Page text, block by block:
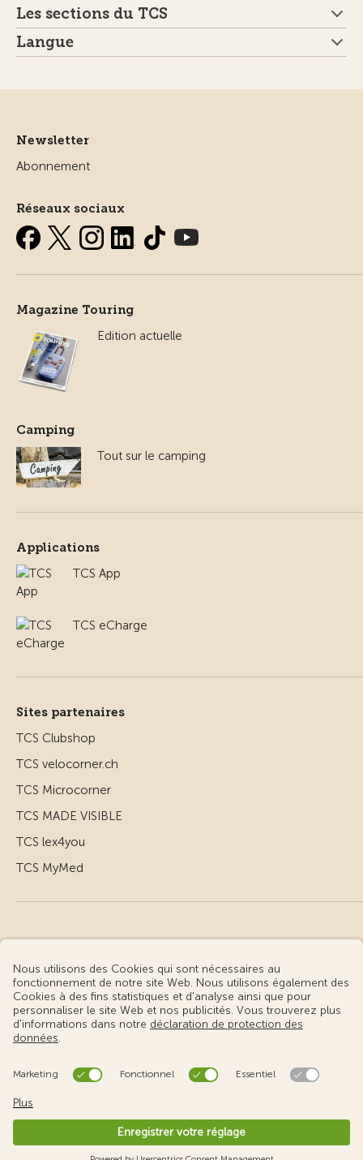
Les sections du TCS
Langue
Newsletter
Abonnement
Réseaux sociaux
Magazine Touring
Edition actuelle
Camping
Tout sur le camping
Applications
TCS App
TCS eCharge
Sites partenaires
TCS Clubshop
TCS velocorner.ch
TCS Microcorner
TCS MADE VISIBLE
TCS lex4you
TCS MyMed
Conditions d’utilisation – informations juridiques
Gestion des cookies